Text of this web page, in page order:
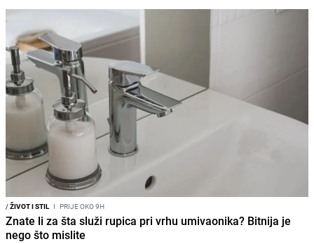
/ŽIVOT I STIL I PRIJE OKO 9H
Znate li za šta služi rupica pri vrhu umivaonika? Bitnija je
nego što mislite